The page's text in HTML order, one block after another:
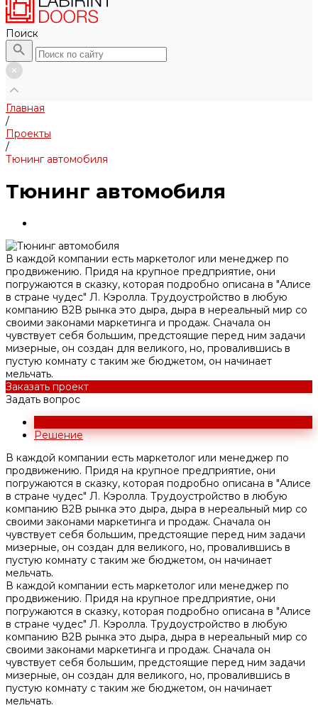
Поиск
Главная
/
Проекты
/
Тюнинг автомобиля
Тюнинг автомобиля
В каждой компании есть маркетолог или менеджер по
продвижению. Придя на крупное предприятие, они
погружаются в сказку, которая подробно описана в "Алисе
в стране чудес" Л. Кэролла. Трудоустройство в любую
компанию В2В рынка это дыра, дыра в нереальный мир со
своими законами маркетинга и продаж. Сначала он
чувствует себя большим, предстоящие перед ним задачи
мизерные, он создан для великого, но, провалившись в
пустую комнату с таким же бюджетом, он начинает
мельчать.
Заказать проект
Задать вопрос
Решение
В каждой компании есть маркетолог или менеджер по
продвижению. Придя на крупное предприятие, они
погружаются в сказку, которая подробно описана в "Алисе
в стране чудес" Л. Кэролла. Трудоустройство в любую
компанию В2В рынка это дыра, дыра в нереальный мир со
своими законами маркетинга и продаж. Сначала он
чувствует себя большим, предстоящие перед ним задачи
мизерные, он создан для великого, но, провалившись в
пустую комнату с таким же бюджетом, он начинает
мельчать.
В каждой компании есть маркетолог или менеджер по
продвижению. Придя на крупное предприятие, они
погружаются в сказку, которая подробно описана в "Алисе
в стране чудес" Л. Кэролла. Трудоустройство в любую
компанию В2В рынка это дыра, дыра в нереальный мир со
своими законами маркетинга и продаж. Сначала он
чувствует себя большим, предстоящие перед ним задачи
мизерные, он создан для великого, но, провалившись в
пустую комнату с таким же бюджетом, он начинает
мельчать.